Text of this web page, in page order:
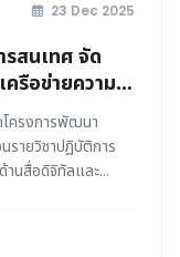
23 Dec 2025
สนเทศ จัด
รือข่ายความ
ครงการพัฒนา